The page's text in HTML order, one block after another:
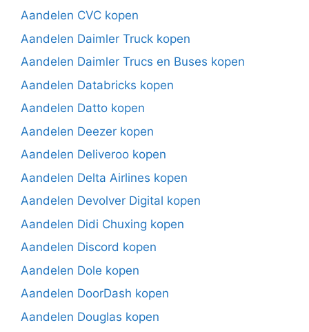
Aandelen CVC kopen
Aandelen Daimler Truck kopen
Aandelen Daimler Trucs en Buses kopen
Aandelen Databricks kopen
Aandelen Datto kopen
Aandelen Deezer kopen
Aandelen Deliveroo kopen
Aandelen Delta Airlines kopen
Aandelen Devolver Digital kopen
Aandelen Didi Chuxing kopen
Aandelen Discord kopen
Aandelen Dole kopen
Aandelen DoorDash kopen
Aandelen Douglas kopen